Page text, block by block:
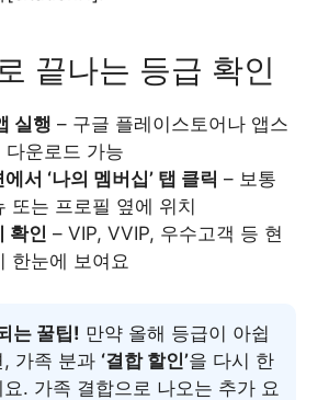
끝나는 등급 확인
실행 – 구글 플레이스토어나 앱스
다운로드 가능
서 ‘나의 멤버십’ 탭 클릭 – 보통
또는 프로필 옆에 위치
확인 – VIP, VVIP, 우수고객 등 현
한눈에 보여요
는 꿀팁! 만약 올해 등급이 아쉽
가족 분과 ‘결합 할인’을 다시 한
. 가족 결합으로 나오는 추가 요